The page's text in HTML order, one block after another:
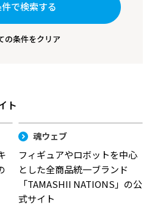
で検索する
の条件をクリア
ト
魂ウェブ
フィギュアやロボットを中心
とした全商品統一ブランド
「TAMASHII NATIONS」の公
式サイト